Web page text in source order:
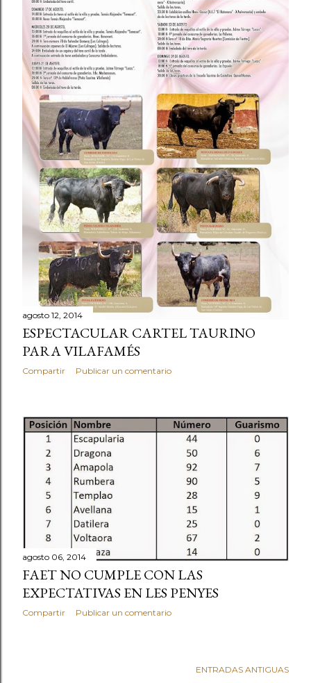
agosto 12, 2014
ESPECTACULAR CARTEL TAURINO
PARA VILAFAMÉS
Compartir Publicar un comentario
agosto 06, 2014
FAET NO CUMPLE CON LAS
EXPECTATIVAS EN LES PENYES
Compartir Publicar un comentario
ENTRADAS ANTIGUAS